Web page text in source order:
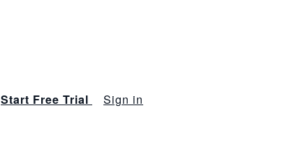
Start Free Trial Sign in